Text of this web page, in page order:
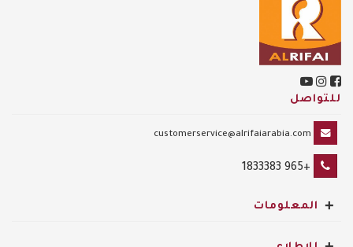
للتواصل
customerservice@alrifaiarabia.com
+965 1833383
المعلومات +